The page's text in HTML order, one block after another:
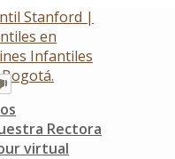
Rectora
virtual